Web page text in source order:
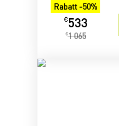
Rabatt -50%
€533
€1 065